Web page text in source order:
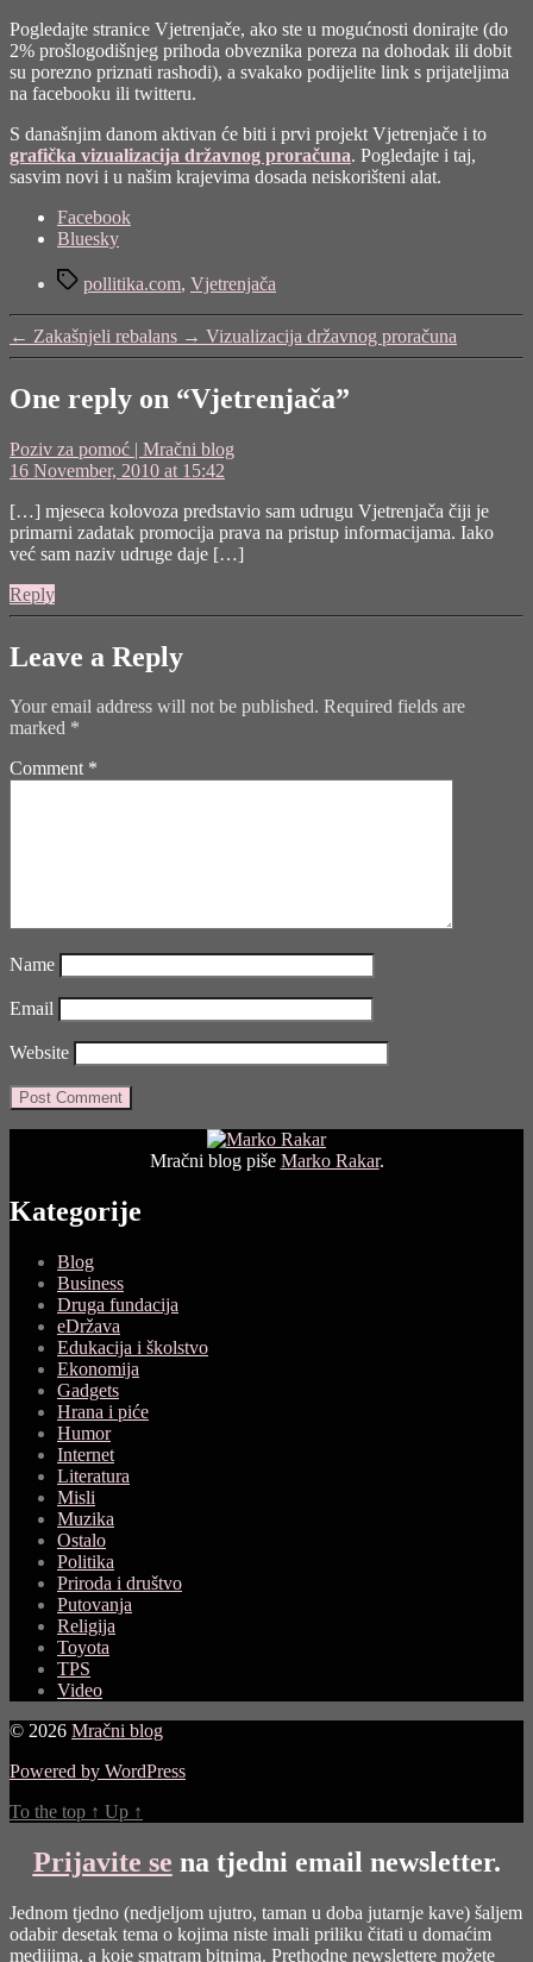
Pogledajte stranice Vjetrenjače, ako ste u mogućnosti donirajte (do
2% prošlogodišnjeg prihoda obveznika poreza na dohodak ili dobit
su porezno priznati rashodi), a svakako podijelite link s prijateljima
na facebooku ili twitteru.
S današnjim danom aktivan će biti i prvi projekt Vjetrenjače i to
grafička vizualizacija državnog proračuna. Pogledajte i taj,
sasvim novi i u našim krajevima dosada neiskorišteni alat.
Share
"Vjetrenjača"
Facebook
Bluesky
Tagspollitika.com, Vjetrenjača
← Zakašnjeli rebalans → Vizualizacija državnog proračuna
One reply on “Vjetrenjača”
Poziv za pomoć | Mračni blog
16 November, 2010 at 15:42
[…] mjeseca kolovoza predstavio sam udrugu Vjetrenjača čiji je
primarni zadatak promocija prava na pristup informacijama. Iako
već sam naziv udruge daje […]
Reply
Leave a Reply
Your email address will not be published. Required fields are
marked *
Comment *
Name
Email
Website
Mračni blog piše Marko Rakar.
Kategorije
Blog
Business
Druga fundacija
eDržava
Edukacija i školstvo
Ekonomija
Gadgets
Hrana i piće
Humor
Internet
Literatura
Misli
Muzika
Ostalo
Politika
Priroda i društvo
Putovanja
Religija
Toyota
TPS
Video
© 2026 Mračni blog
Powered by WordPress
To the top ↑ Up ↑
Prijavite se na tjedni email newsletter.
Jednom tjedno (nedjeljom ujutro, taman u doba jutarnje kave) šaljem
odabir desetak tema o kojima niste imali priliku čitati u domaćim
medijima, a koje smatram bitnima. Prethodne newslettere možete